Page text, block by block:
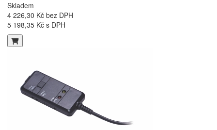
Skladem
4 226,30 Kč bez DPH
5 198,35 Kč s DPH